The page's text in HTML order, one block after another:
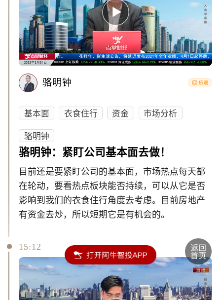
骆明钟
基本面 衣食住行 资金
市场分析
骆明钟
骆明钟：紧盯公司基本面去做！
目前还是要紧盯公司的基本面，市场热点每天都
在轮动，要看热点板块能否持续，可以从它是否
影响到我们的衣食住行角度去考虑。目前房地产
有资金去炒，所以短期它是有机会的。
15:12